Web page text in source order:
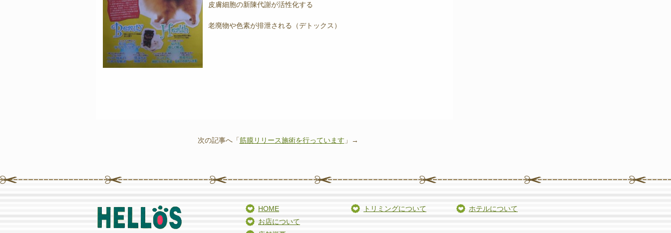
皮膚細胞の新陳代謝が活性化する
老廃物や色素が排泄される（デトックス）
次の記事へ「筋膜リリース施術を行っています 」→
HOME
お店について
トリミングについて ホテルについて